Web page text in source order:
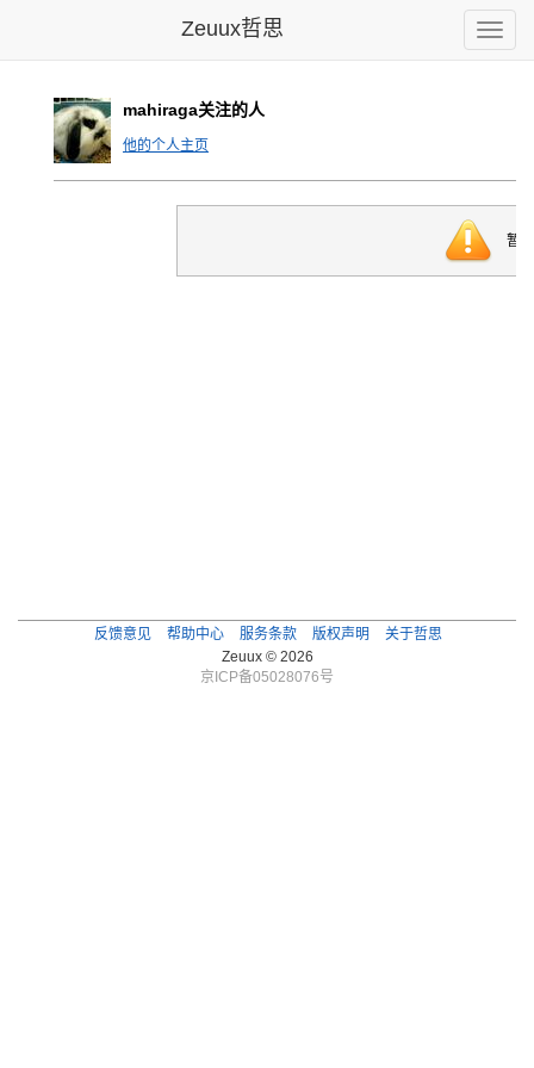
Toggle
Zeuux哲思
mahiraga关注的人
他的个人主页
暂
反馈意见 帮助中心 服务条款 版权声明
关于哲思
Zeuux © 2026
京ICP备05028076号